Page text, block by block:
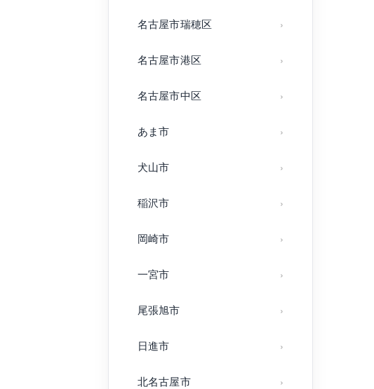
名古屋市瑞穂区
名古屋市港区
名古屋市中区
あま市
犬山市
稲沢市
岡崎市
一宮市
尾張旭市
日進市
北名古屋市